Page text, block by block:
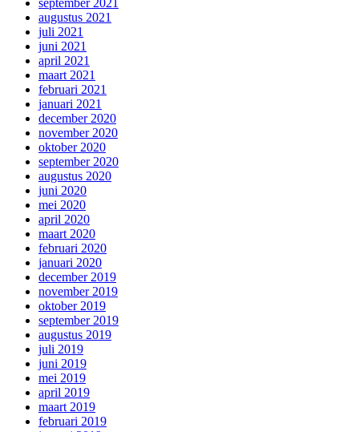
augustus 2021
juli 2021
juni 2021
april 2021
maart 2021
februari 2021
januari 2021
december 2020
november 2020
oktober 2020
september 2020
augustus 2020
juni 2020
mei 2020
april 2020
maart 2020
februari 2020
januari 2020
december 2019
november 2019
oktober 2019
september 2019
augustus 2019
juli 2019
juni 2019
mei 2019
april 2019
maart 2019
februari 2019